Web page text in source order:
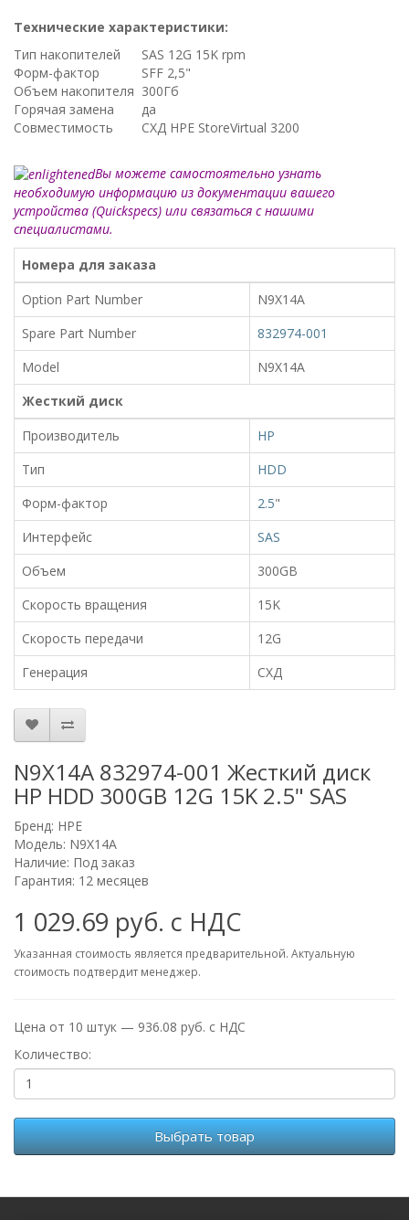
Технические характеристики:
Тип накопителей
SAS 12G 15K rpm
Форм-фактор
SFF 2,5"
Объем накопителя 300Гб
Горячая замена
да
Совместимость
СХД HPE StoreVirtual 3200
Вы можете самостоятельно узнать
необходимую информацию из документации вашего
устройства (Quickspecs) или связаться с нашими
специалистами.
Номера для заказа
Option Part Number
N9X14A
Spare Part Number
832974-001
Model
N9X14A
Жесткий диск
Производитель
HP
Тип
HDD
Форм-фактор
2.5"
Интерфейс
SAS
Объем
300GB
Скорость вращения
15K
Скорость передачи
12G
Генерация
СХД
N9X14A 832974-001 Жесткий диск
HP HDD 300GB 12G 15K 2.5" SAS
Бренд: HPE
Модель: N9X14A
Наличие: Под заказ
Гарантия: 12 месяцев
1 029.69 руб. с НДС
Указанная стоимость является предварительной. Актуальную
стоимость подтвердит менеджер.
Цена от 10 штук — 936.08 руб. с НДС
Количество:
Выбрать товар